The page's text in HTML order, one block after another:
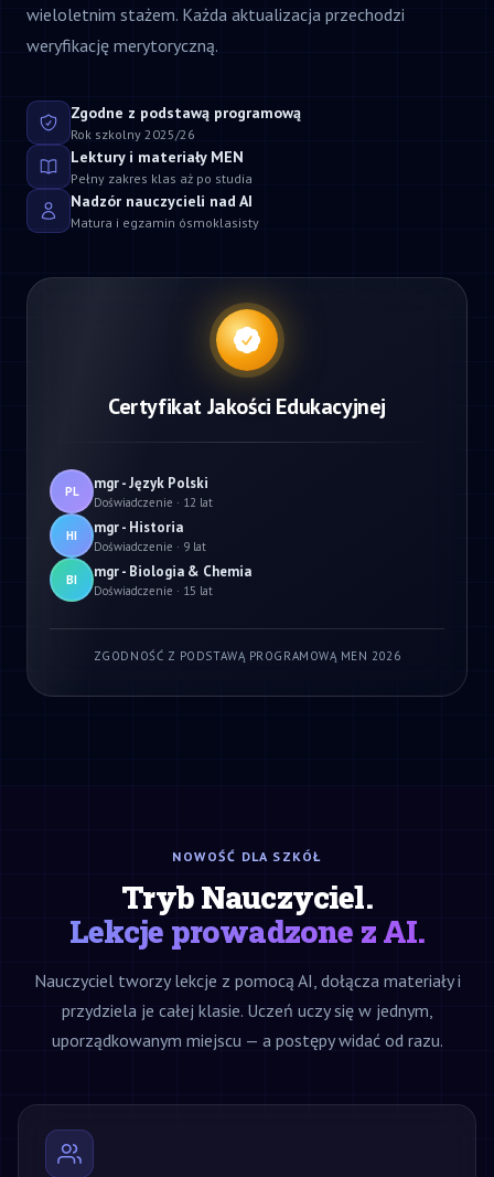
wieloletnim stażem. Każda aktualizacja przechodzi
weryfikację merytoryczną.
Zgodne z podstawą programową
Rok szkolny 2025/26
Lektury i materiały MEN
Pełny zakres klas aż po studia
Nadzór nauczycieli nad AI
Matura i egzamin ósmoklasisty
Certyfikat Jakości Edukacyjnej
PL mgr - Język Polski
Doświadczenie · 12 lat
HI mgr - Historia
Doświadczenie · 9 lat
BI mgr - Biologia & Chemia
Doświadczenie · 15 lat
ZGODNOŚĆ Z PODSTAWĄ PROGRAMOWĄ MEN 2026
NOWOŚĆ DLA SZKÓŁ
Tryb Nauczyciel.
Lekcje prowadzone z AI.
Nauczyciel tworzy lekcje z pomocą AI, dołącza materiały i
przydziela je całej klasie. Uczeń uczy się w jednym,
uporządkowanym miejscu — a postępy widać od razu.